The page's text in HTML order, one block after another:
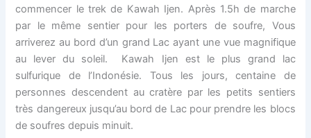
commencer le trek de Kawah Ijen. Après 1.5h de marche
par le même sentier pour les porters de soufre, Vous
arriverez au bord d’un grand Lac ayant une vue magnifique
au lever du soleil. Kawah Ijen est le plus grand lac
sulfurique de l’Indonésie. Tous les jours, centaine de
personnes descendent au cratère par les petits sentiers
très dangereux jusqu’au bord de Lac pour prendre les blocs
de soufres depuis minuit.